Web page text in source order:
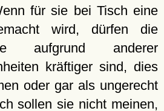
für sie bei Tisch eine
wird, dürfen die
aufgrund anderer
kräftiger sind, dies
oder gar als ungerecht
sollen sie nicht meinen,